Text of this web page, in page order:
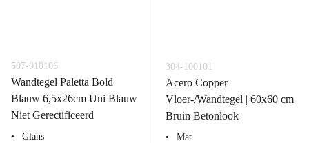
507-010106
Wandtegel Paletta Bold
Blauw 6,5x26cm Uni Blauw
Niet Gerectificeerd
Glans
304-100101
Acero Copper
Vloer-/Wandtegel | 60x60 cm
Bruin Betonlook
Mat